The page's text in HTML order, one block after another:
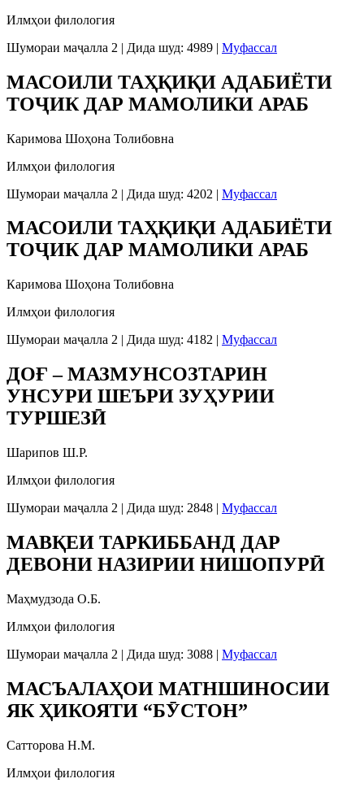
Илмҳои филология
Шумораи маҷалла 2 | Дида шуд: 4989 | Муфассал
МАСОИЛИ ТАҲҚИҚИ АДАБИЁТИ
ТОҶИК ДАР МАМОЛИКИ АРАБ
Каримова Шоҳона Толибовна
Илмҳои филология
Шумораи маҷалла 2 | Дида шуд: 4202 | Муфассал
МАСОИЛИ ТАҲҚИҚИ АДАБИЁТИ
ТОҶИК ДАР МАМОЛИКИ АРАБ
Каримова Шоҳона Толибовна
Илмҳои филология
Шумораи маҷалла 2 | Дида шуд: 4182 | Муфассал
ДОҒ – МАЗМУНСОЗТАРИН
УНСУРИ ШЕЪРИ ЗУҲУРИИ
ТУРШЕЗӢ
Шарипов Ш.Р.
Илмҳои филология
Шумораи маҷалла 2 | Дида шуд: 2848 | Муфассал
МАВҚЕИ ТАРКИББАНД ДАР
ДЕВОНИ НАЗИРИИ НИШОПУРӢ
Маҳмудзода О.Б.
Илмҳои филология
Шумораи маҷалла 2 | Дида шуд: 3088 | Муфассал
МАСЪАЛАҲОИ МАТНШИНОСИИ
ЯК ҲИКОЯТИ “БӮСТОН”
Сатторова Н.М.
Илмҳои филология